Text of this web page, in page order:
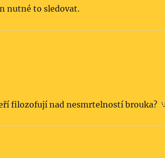
nutné to sledovat.
filozofují nad nesmrtelností brouka?